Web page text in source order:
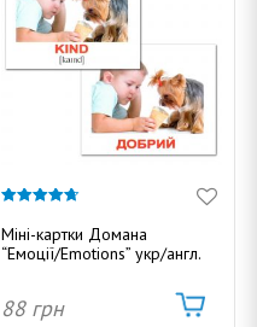
з 5
Міні-картки Домана
“Емоції/Emotions” укр/англ.
88 грн